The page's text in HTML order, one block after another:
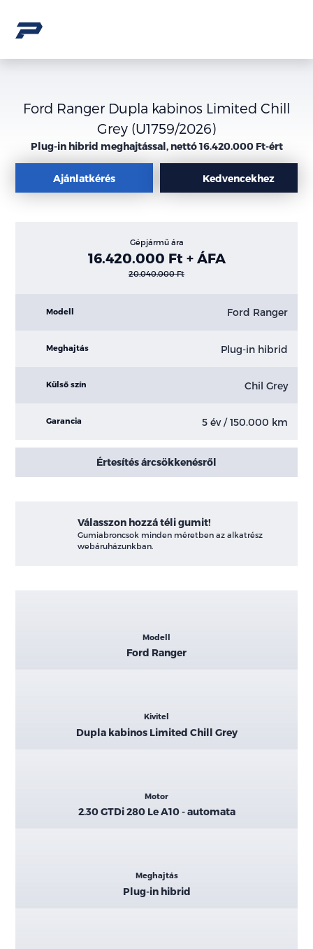
Ford Ranger Dupla kabinos Limited Chill
Grey (U1759/2026)
Plug-in hibrid meghajtással, nettó 16.420.000 Ft-ért
Ajánlatkérés Kedvencekhez
Gépjármű ára
16.420.000 Ft + ÁFA
20.040.000 Ft
Modell Ford Ranger
Meghajtás Plug-in hibrid
Külső szín Chil Grey
Garancia 5 év / 150.000 km
Értesítés árcsökkenésről
Válasszon hozzá téli gumit!
Gumiabroncsok minden méretben az alkatrész
webáruházunkban.
Modell
Ford Ranger
Kivitel
Dupla kabinos Limited Chill Grey
Motor
2.30 GTDi 280 Le A10 - automata
Meghajtás
Plug-in hibrid